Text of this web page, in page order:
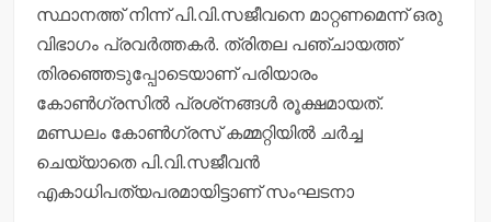
സ്ഥാനത്ത് നിന്ന് പി.വി.സജീവനെ മാറ്റണമെന്ന് ഒരു
വിഭാഗം പ്രവര്‍ത്തകര്‍. ത്രിതല പഞ്ചായത്ത്
തിരഞ്ഞെടുപ്പോടെയാണ് പരിയാരം
കോണ്‍ഗ്രസില്‍ പ്രശ്‌നങ്ങള്‍ രൂക്ഷമായത്.
മണ്ഡലം കോണ്‍ഗ്രസ് കമ്മറ്റിയില്‍ ചര്‍ച്ച
ചെയ്യാതെ പി.വി.സജീവന്‍
എകാധിപത്യപരമായിട്ടാണ് സംഘടനാ